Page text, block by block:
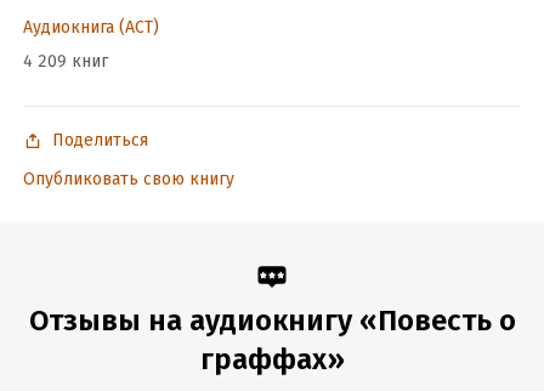
© Анастасия Васильева, иллюстрация, 2023
© Оформление. ООО «Издательство АСТ», 2024
Подробная информация
Дата написания:10 марта 2023
Аудиокнига (АСТ)
4 209 книг
Поделиться
Опубликовать свою книгу
Отзывы на аудиокнигу «Повесть о
граффах»